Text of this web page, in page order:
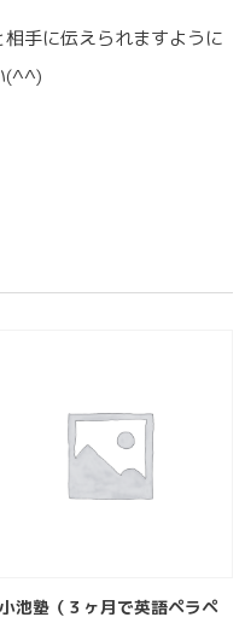
手に伝えられますように
(^^)
小池塾（３ヶ月で英語ペラペ